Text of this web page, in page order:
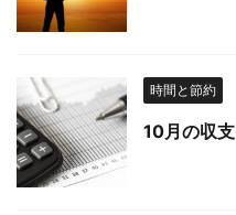
時間と節約
10月の収支